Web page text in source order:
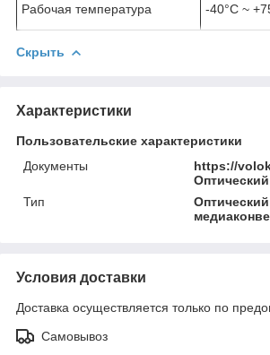
Рабочая температура -40°C ~
Скрыть
Характеристики
Пользовательские характеристики
Документы
https://
Тип
Оптический
Условия доставки
Доставка осуществляется только по
Самовывоз